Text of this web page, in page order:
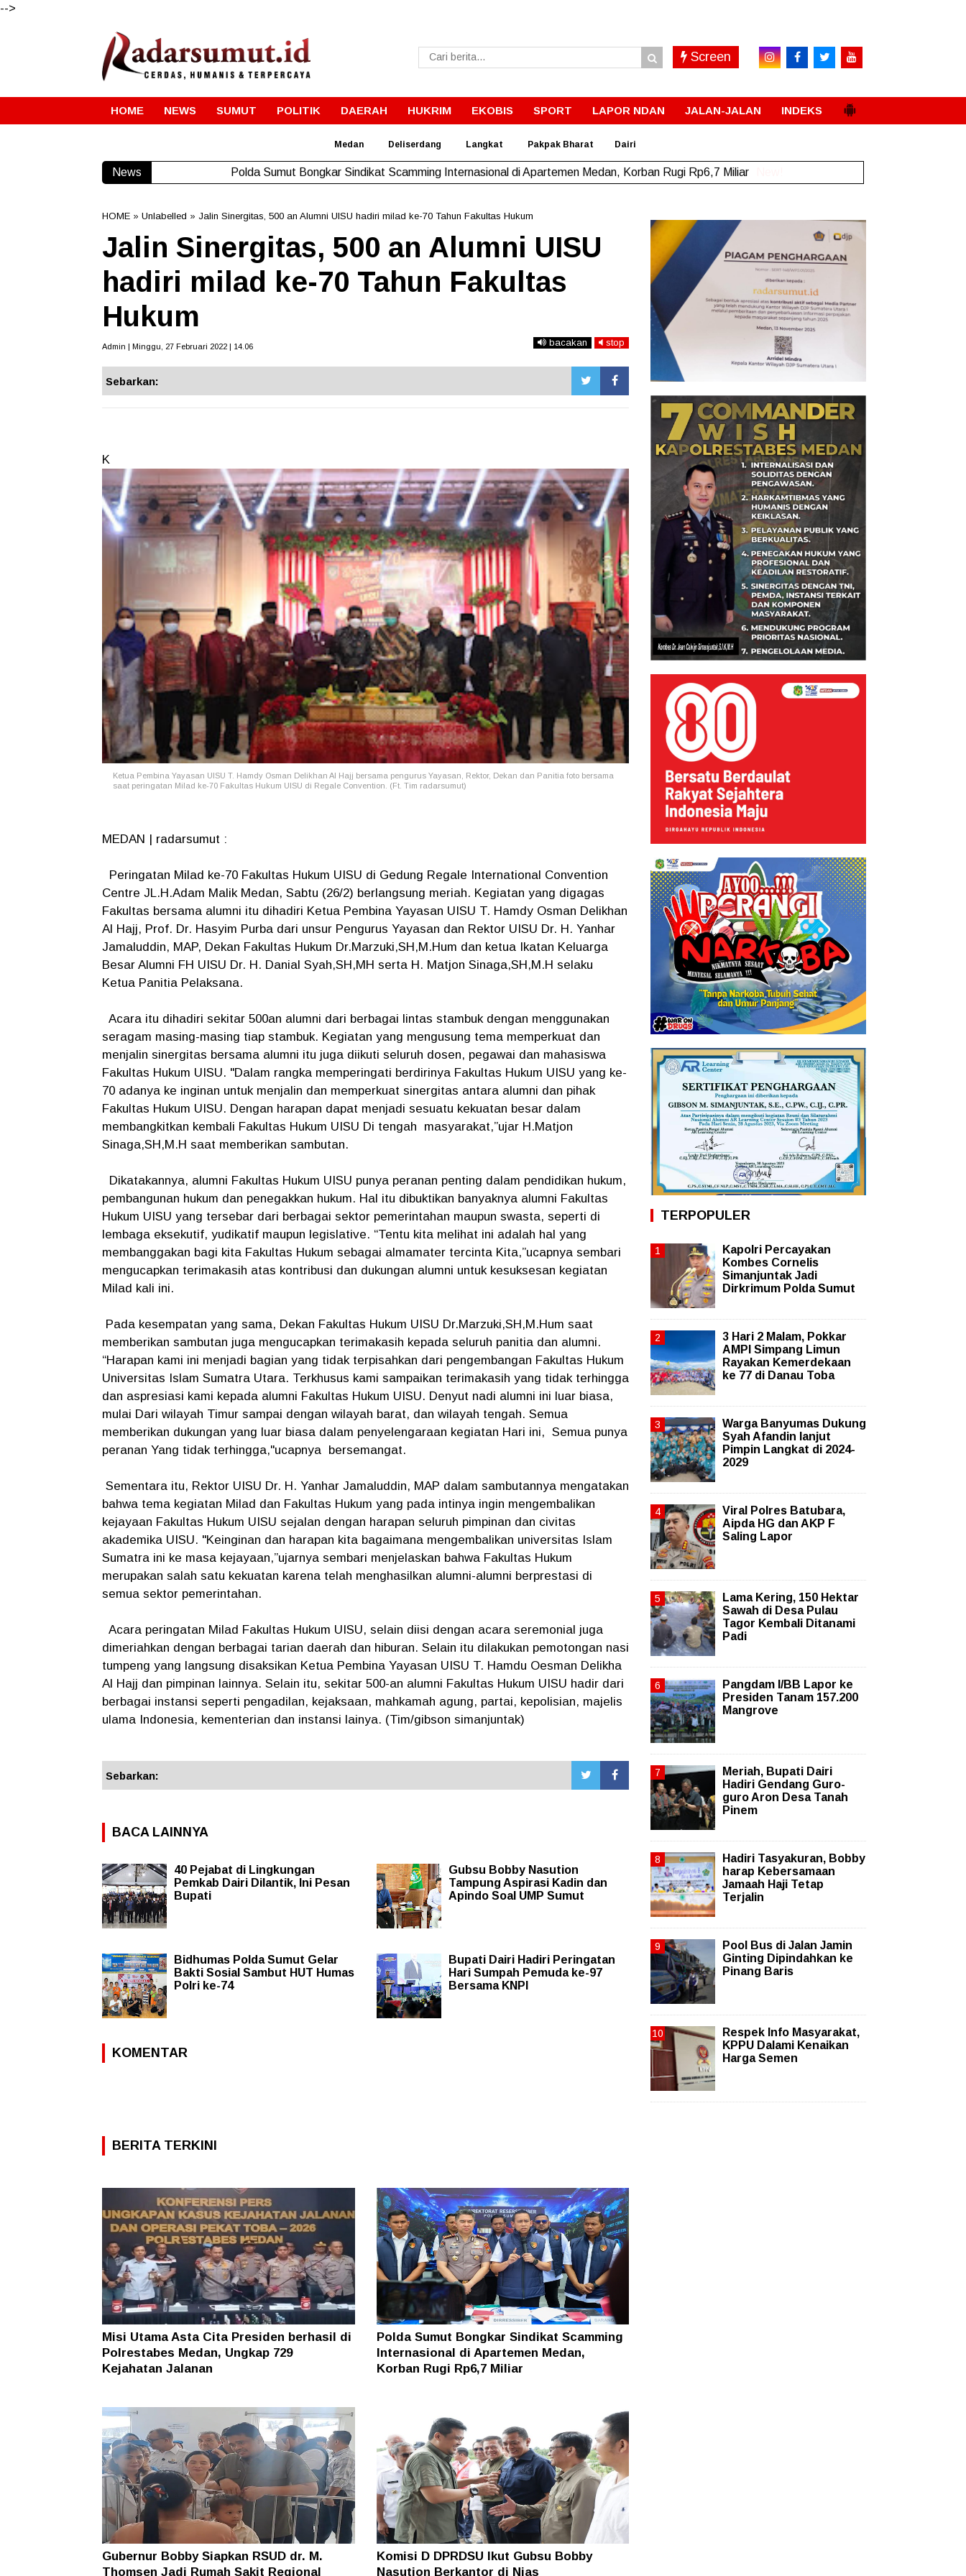
-->
Screen
HOME NEWS SUMUT POLITIK DAERAH HUKRIM EKOBIS SPORT LAPOR NDAN JALAN-JALAN INDEKS
Medan Deliserdang Langkat Pakpak Bharat Dairi
News Polda Sumut Bongkar Sindikat Scamming Internasional di Apartemen Medan, Korban Rugi Rp6,7 Miliar
HOME » Unlabelled » Jalin Sinergitas, 500 an Alumni UISU hadiri milad ke-70 Tahun Fakultas Hukum
Jalin Sinergitas, 500 an Alumni UISU
hadiri milad ke-70 Tahun Fakultas
Hukum
Admin | Minggu, 27 Februari 2022 | 14.06 bacakan stop
Sebarkan:
K
Ketua Pembina Yayasan UISU T. Hamdy Osman Delikhan Al Hajj bersama pengurus Yayasan, Rektor, Dekan dan Panitia foto bersama
saat peringatan Milad ke-70 Fakultas Hukum UISU di Regale Convention. (Ft. Tim radarsumut)
MEDAN | radarsumut :
Peringatan Milad ke-70 Fakultas Hukum UISU di Gedung Regale International Convention
Centre JL.H.Adam Malik Medan, Sabtu (26/2) berlangsung meriah. Kegiatan yang digagas
Fakultas bersama alumni itu dihadiri Ketua Pembina Yayasan UISU T. Hamdy Osman Delikhan
Al Hajj, Prof. Dr. Hasyim Purba dari unsur Pengurus Yayasan dan Rektor UISU Dr. H. Yanhar
Jamaluddin, MAP, Dekan Fakultas Hukum Dr.Marzuki,SH,M.Hum dan ketua Ikatan Keluarga
Besar Alumni FH UISU Dr. H. Danial Syah,SH,MH serta H. Matjon Sinaga,SH,M.H selaku
Ketua Panitia Pelaksana.
Acara itu dihadiri sekitar 500an alumni dari berbagai lintas stambuk dengan menggunakan
seragam masing-masing tiap stambuk. Kegiatan yang mengusung tema memperkuat dan
menjalin sinergitas bersama alumni itu juga diikuti seluruh dosen, pegawai dan mahasiswa
Fakultas Hukum UISU. "Dalam rangka memperingati berdirinya Fakultas Hukum UISU yang ke-
70 adanya ke inginan untuk menjalin dan memperkuat sinergitas antara alumni dan pihak
Fakultas Hukum UISU. Dengan harapan dapat menjadi sesuatu kekuatan besar dalam
membangkitkan kembali Fakultas Hukum UISU Di tengah masyarakat,”ujar H.Matjon
Sinaga,SH,M.H saat memberikan sambutan.
Dikatakannya, alumni Fakultas Hukum UISU punya peranan penting dalam pendidikan hukum,
pembangunan hukum dan penegakkan hukum. Hal itu dibuktikan banyaknya alumni Fakultas
Hukum UISU yang tersebar dari berbagai sektor pemerintahan maupun swasta, seperti di
lembaga eksekutif, yudikatif maupun legislative. “Tentu kita melihat ini adalah hal yang
membanggakan bagi kita Fakultas Hukum sebagai almamater tercinta Kita,”ucapnya sembari
mengucapkan terimakasih atas kontribusi dan dukungan alumni untuk kesuksesan kegiatan
Milad kali ini.
Pada kesempatan yang sama, Dekan Fakultas Hukum UISU Dr.Marzuki,SH,M.Hum saat
memberikan sambutan juga mengucapkan terimakasih kepada seluruh panitia dan alumni.
“Harapan kami ini menjadi bagian yang tidak terpisahkan dari pengembangan Fakultas Hukum
Universitas Islam Sumatra Utara. Terkhusus kami sampaikan terimakasih yang tidak terhingga
dan aspresiasi kami kepada alumni Fakultas Hukum UISU. Denyut nadi alumni ini luar biasa,
mulai Dari wilayah Timur sampai dengan wilayah barat, dan wilayah tengah. Semua
memberikan dukungan yang luar biasa dalam penyelengaraan kegiatan Hari ini, Semua punya
peranan Yang tidak terhingga,"ucapnya bersemangat.
Sementara itu, Rektor UISU Dr. H. Yanhar Jamaluddin, MAP dalam sambutannya mengatakan
bahwa tema kegiatan Milad dan Fakultas Hukum yang pada intinya ingin mengembalikan
kejayaan Fakultas Hukum UISU sejalan dengan harapan seluruh pimpinan dan civitas
akademika UISU. "Keinginan dan harapan kita bagaimana mengembalikan universitas Islam
Sumatra ini ke masa kejayaan,”ujarnya sembari menjelaskan bahwa Fakultas Hukum
merupakan salah satu kekuatan karena telah menghasilkan alumni-alumni berprestasi di
semua sektor pemerintahan.
Acara peringatan Milad Fakultas Hukum UISU, selain diisi dengan acara seremonial juga
dimeriahkan dengan berbagai tarian daerah dan hiburan. Selain itu dilakukan pemotongan nasi
tumpeng yang langsung disaksikan Ketua Pembina Yayasan UISU T. Hamdu Oesman Delikha
Al Hajj dan pimpinan lainnya. Selain itu, sekitar 500-an alumni Fakultas Hukum UISU hadir dari
berbagai instansi seperti pengadilan, kejaksaan, mahkamah agung, partai, kepolisian, majelis
ulama Indonesia, kementerian dan instansi lainya. (Tim/gibson simanjuntak)
Sebarkan:
BACA LAINNYA
40 Pejabat di Lingkungan
Pemkab Dairi Dilantik, Ini Pesan
Bupati
Gubsu Bobby Nasution
Tampung Aspirasi Kadin dan
Apindo Soal UMP Sumut
Bidhumas Polda Sumut Gelar
Bakti Sosial Sambut HUT Humas
Polri ke-74
Bupati Dairi Hadiri Peringatan
Hari Sumpah Pemuda ke-97
Bersama KNPI
KOMENTAR
BERITA TERKINI
Misi Utama Asta Cita Presiden berhasil di
Polrestabes Medan, Ungkap 729
Kejahatan Jalanan
Polda Sumut Bongkar Sindikat Scamming
Internasional di Apartemen Medan,
Korban Rugi Rp6,7 Miliar
Gubernur Bobby Siapkan RSUD dr. M.
Thomsen Jadi Rumah Sakit Regional
Komisi D DPRDSU Ikut Gubsu Bobby
Nasution Berkantor di Nias
TERPOPULER
Kapolri Percayakan
Kombes Cornelis
Simanjuntak Jadi
Dirkrimum Polda Sumut
3 Hari 2 Malam, Pokkar
AMPI Simpang Limun
Rayakan Kemerdekaan
ke 77 di Danau Toba
Warga Banyumas Dukung
Syah Afandin lanjut
Pimpin Langkat di 2024-
2029
Viral Polres Batubara,
Aipda HG dan AKP F
Saling Lapor
Lama Kering, 150 Hektar
Sawah di Desa Pulau
Tagor Kembali Ditanami
Padi
Pangdam I/BB Lapor ke
Presiden Tanam 157.200
Mangrove
Meriah, Bupati Dairi
Hadiri Gendang Guro-
guro Aron Desa Tanah
Pinem
Hadiri Tasyakuran, Bobby
harap Kebersamaan
Jamaah Haji Tetap
Terjalin
Pool Bus di Jalan Jamin
Ginting Dipindahkan ke
Pinang Baris
Respek Info Masyarakat,
KPPU Dalami Kenaikan
Harga Semen